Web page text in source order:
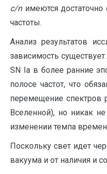
c/nимеются достаточно
частоты.
Анализ результатов
зависимость
SN Ia в более ранние
полосе частот, что
перемещение спектров
Вселенной), но никак
изменении темпа
Поскольку свет идет
вакуума и от наличия и